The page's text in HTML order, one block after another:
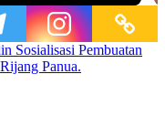
Sosialisasi Pembuatan
Panua.